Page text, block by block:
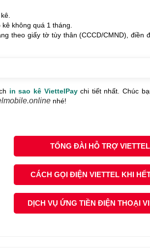
không quá 1 tháng.
theo giấy tờ tùy thân (CCCD/CMND), điền
in sao kê ViettelPaychi tiết nhất. Chúc
nhé!
TỔNG ĐÀI HỖ TRỢ VIETTEL
CÁCH GỌI ĐIỆN VIETTEL KHI
DỊCH VỤ ỨNG TIỀN ĐIỆN THOẠI